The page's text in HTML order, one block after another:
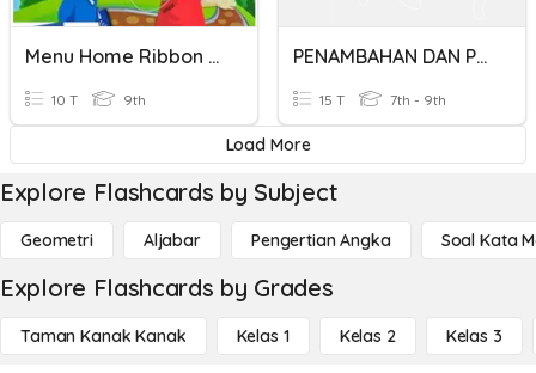
Menu Home Ribbon Font "Bingkai Di Mc Word"
10 T 9th
PENAMBAHAN DAN PENOLAKAN UNGKAPAN ALGEBRA
15 T 7th - 9th
Load More
Explore Flashcards by Subject
Geometri Aljabar Pengertian Angka Soal Kata
Explore Flashcards by Grades
Taman Kanak Kanak Kelas 1 Kelas 2 Kelas 3